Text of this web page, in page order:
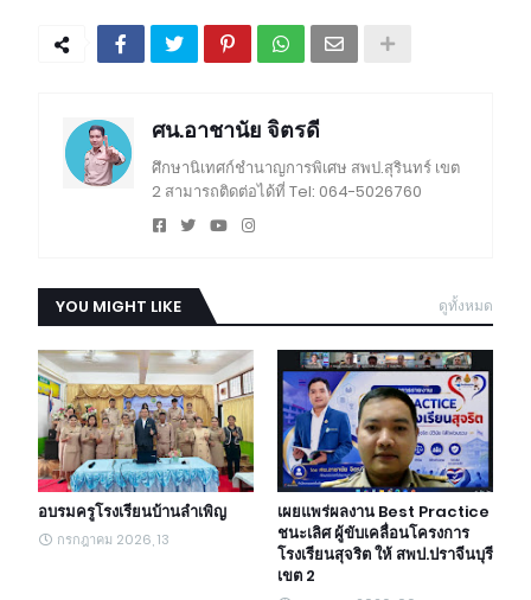
ศน.อาชานัย จิตรดี
ศึกษานิเทศก์ชำนาญการพิเศษ สพป.สุรินทร์ เขต
2 สามารถติดต่อได้ที่ Tel: 064-5026760
YOU MIGHT LIKE ดูทั้งหมด
อบรมครูโรงเรียนบ้านลำเพิญ
กรกฎาคม 2026, 13
เผยแพร่ผลงาน Best Practice
ชนะเลิศ ผู้ขับเคลื่อนโครงการ
โรงเรียนสุจริต ให้ สพป.ปราจีนบุรี
เขต 2